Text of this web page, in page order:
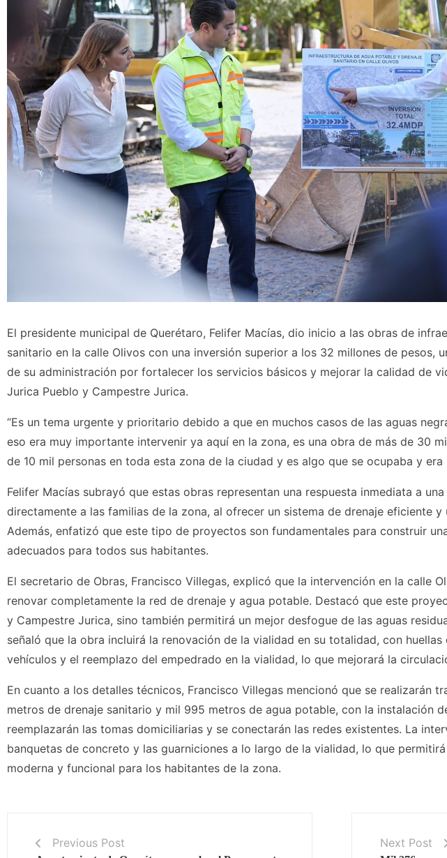
El presidente municipal de Querétaro, Felifer Macías, dio inicio a las obras de
sanitario en la calle Olivos con una inversión superior a los 32 millones de pesos,
de su administración por fortalecer los servicios básicos y mejorar la calidad de
Jurica Pueblo y Campestre Jurica.
“Es un tema urgente y prioritario debido a que en muchos casos de las aguas
eso era muy importante intervenir ya aquí en la zona, es una obra de más de 30
de 10 mil personas en toda esta zona de la ciudad y es algo que se ocupaba y era
Felifer Macías subrayó que estas obras representan una respuesta inmediata a
directamente a las familias de la zona, al ofrecer un sistema de drenaje eficiente
Además, enfatizó que este tipo de proyectos son fundamentales para construir
adecuados para todos sus habitantes.
El secretario de Obras, Francisco Villegas, explicó que la intervención en la calle
renovar completamente la red de drenaje y agua potable. Destacó que este
y Campestre Jurica, sino también permitirá un mejor desfogue de las aguas
señaló que la obra incluirá la renovación de la vialidad en su totalidad, con
vehículos y el reemplazo del empedrado en la vialidad, lo que mejorará la
En cuanto a los detalles técnicos, Francisco Villegas mencionó que se realizarán
metros de drenaje sanitario y mil 995 metros de agua potable, con la instalación
reemplazarán las tomas domiciliarias y se conectarán las redes existentes. La
banquetas de concreto y las guarniciones a lo largo de la vialidad, lo que
moderna y funcional para los habitantes de la zona.
Previous Post Next Post